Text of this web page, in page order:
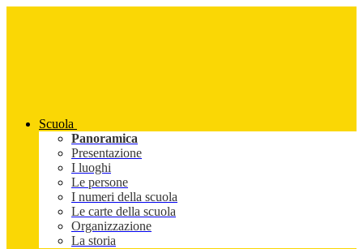
Scuola
Panoramica
Presentazione
I luoghi
Le persone
I numeri della scuola
Le carte della scuola
Organizzazione
La storia